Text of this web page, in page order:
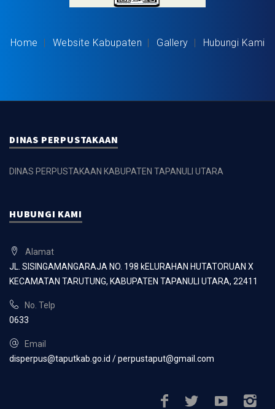
Home Website Kabupaten Gallery Hubungi Kami
DINAS PERPUSTAKAAN
DINAS PERPUSTAKAAN KABUPATEN TAPANULI UTARA
HUBUNGI KAMI
Alamat
JL. SISINGAMANGARAJA NO. 198 kELURAHAN HUTATORUAN X
KECAMATAN TARUTUNG, KABUPATEN TAPANULI UTARA, 22411
No. Telp
0633
Email
disperpus@taputkab.go.id / perpustaput@gmail.com